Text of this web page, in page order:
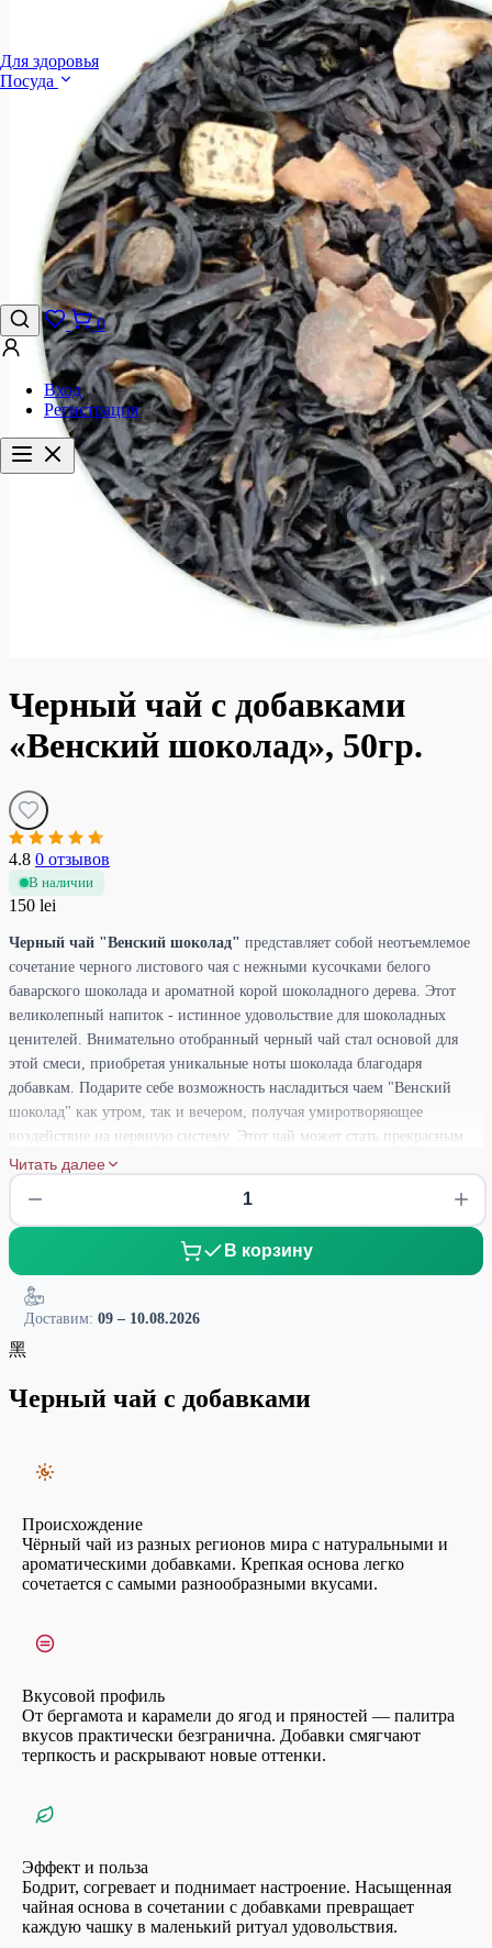
Для здоровья
Посуда
0
Вход
Регистрация
Черный чай с добавками
«Венский шоколад», 50гр.
4.8 0 отзывов
В наличии
150 lei
Черный чай "Венский шоколад" представляет собой неотъемлемое
сочетание черного листового чая с нежными кусочками белого
баварского шоколада и ароматной корой шоколадного дерева. Этот
великолепный напиток - истинное удовольствие для шоколадных
ценителей. Внимательно отобранный черный чай стал основой для
этой смеси, приобретая уникальные ноты шоколада благодаря
добавкам. Подарите себе возможность насладиться чаем "Венский
шоколад" как утром, так и вечером, получая умиротворяющее
воздействие на нервную систему. Этот чай может стать прекрасным
спутником в стрессовых ситуациях, а также в тех случаях, когда
необходимо снять напряжение и улучшить настроение. Чтобы
получить наилучший результат, рекомендуется заваривать черный чай
"Венский шоколад" при температуре 95°C в течение 3-4 минут. Это
позволит полностью раскрыть ароматы и вкусовые качества этого
Читать далее
В корзину
Доставим: 09 – 10.08.2026
黑
Черный чай с добавками
Происхождение
Чёрный чай из разных регионов мира с натуральными и
ароматическими добавками. Крепкая основа легко
сочетается с самыми разнообразными вкусами.
Вкусовой профиль
От бергамота и карамели до ягод и пряностей — палитра
вкусов практически безгранична. Добавки смягчают
терпкость и раскрывают новые оттенки.
Эффект и польза
Бодрит, согревает и поднимает настроение. Насыщенная
чайная основа в сочетании с добавками превращает
каждую чашку в маленький ритуал удовольствия.